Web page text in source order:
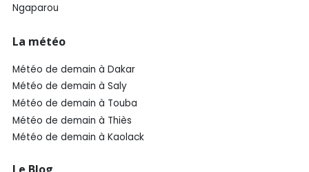
Ngaparou
La météo
Météo de demain à Dakar
Météo de demain à Saly
Météo de demain à Touba
Météo de demain à Thiès
Météo de demain à Kaolack